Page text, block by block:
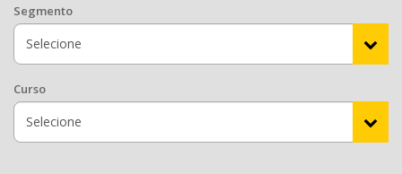
Segmento
Curso